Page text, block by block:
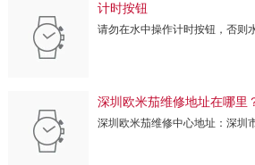
计时按钮
请勿在水中操作计时按钮，否则
深圳欧米茄维修地址在哪里
深圳欧米茄维修中心地址：深圳